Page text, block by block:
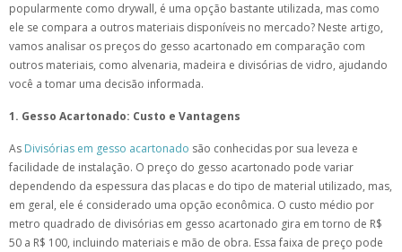
popularmente como drywall, é uma opção bastante utilizada, mas como
ele se compara a outros materiais disponíveis no mercado? Neste artigo,
vamos analisar os preços do gesso acartonado em comparação com
outros materiais, como alvenaria, madeira e divisórias de vidro, ajudando
você a tomar uma decisão informada.
1. Gesso Acartonado: Custo e Vantagens
As Divisórias em gesso acartonado são conhecidas por sua leveza e
facilidade de instalação. O preço do gesso acartonado pode variar
dependendo da espessura das placas e do tipo de material utilizado, mas,
em geral, ele é considerado uma opção econômica. O custo médio por
metro quadrado de divisórias em gesso acartonado gira em torno de R$
50 a R$ 100, incluindo materiais e mão de obra. Essa faixa de preço pode